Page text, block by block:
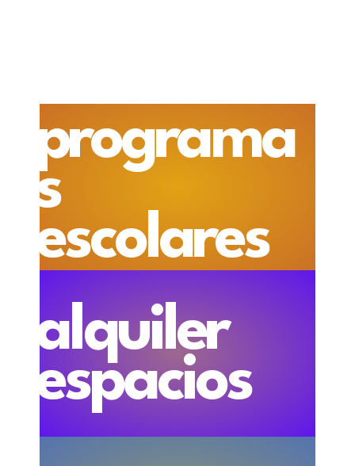
programa
s
escolares
alquiler
espacios